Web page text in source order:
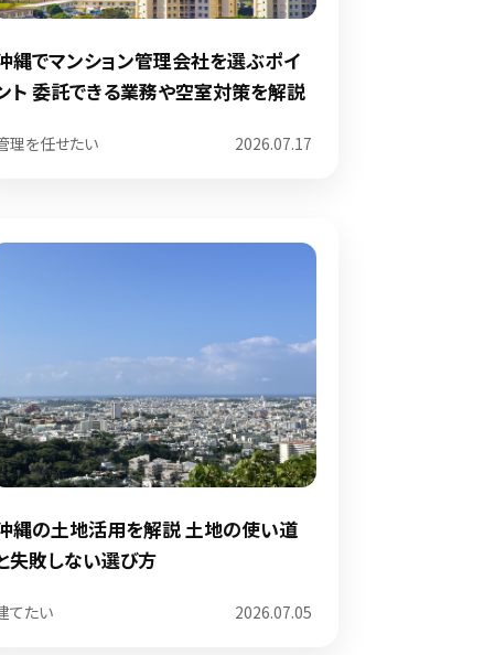
縄でマンション管理会社を選ぶポイ
ト 委託できる業務や空室対策を解説
理を任せたい 2026.07.17
縄の土地活用を解説 土地の使い道
失敗しない選び方
てたい 2026.07.05